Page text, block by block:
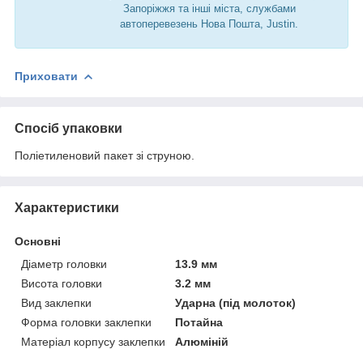
Запоріжжя та інші міста, службами
автоперевезень Нова Пошта, Justin.
Приховати
Спосіб упаковки
Поліетиленовий пакет зі струною.
Характеристики
Основні
Діаметр головки
13.9 мм
Висота головки
3.2 мм
Вид заклепки
Ударна (під молоток)
Форма головки заклепки
Потайна
Матеріал корпусу заклепки
Алюміній